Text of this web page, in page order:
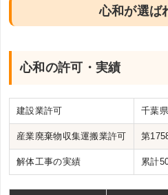
心和が選ば
心和の許可・実績
建設業許可 千葉
産業廃棄物収集運搬業許可 第
解体工事の実績 累計